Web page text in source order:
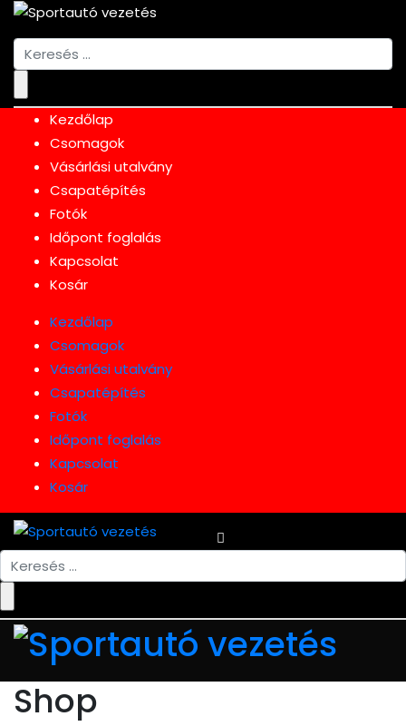
Search
for:
Kezdőlap
Csomagok
Vásárlási utalvány
Csapatépítés
Fotók
Időpont foglalás
Kapcsolat
Kosár
Kezdőlap
Csomagok
Vásárlási utalvány
Csapatépítés
Fotók
Időpont foglalás
Kapcsolat
Kosár
Search
for:
Shop